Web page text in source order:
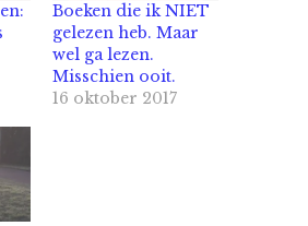
Boeken die ik NIET
gelezen heb. Maar
wel ga lezen.
Misschien ooit.
16 oktober 2017